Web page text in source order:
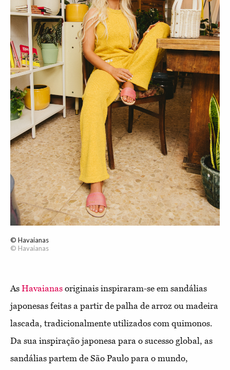
© Havaianas
© Havaianas
As Havaianas originais inspiraram-se em sandálias
japonesas feitas a partir de palha de arroz ou madeira
lascada, tradicionalmente utilizados com quimonos.
Da sua inspiração japonesa para o sucesso global, as
sandálias partem de São Paulo para o mundo,